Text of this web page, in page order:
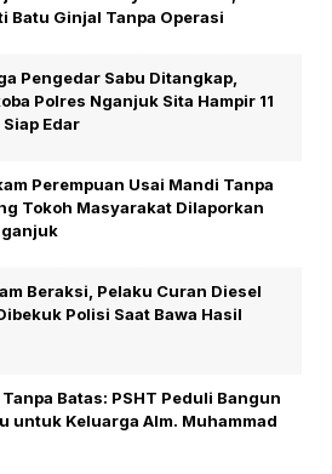
Batu Ginjal Tanpa Operasi
Pengedar Sabu Ditangkap,
Polres Nganjuk Sita Hampir 11
Edar
Perempuan Usai Mandi Tanpa
Tokoh Masyarakat Dilaporkan
Beraksi, Pelaku Curan Diesel
Polisi Saat Bawa Hasil
Batas: PSHT Peduli Bangun
untuk Keluarga Alm. Muhammad